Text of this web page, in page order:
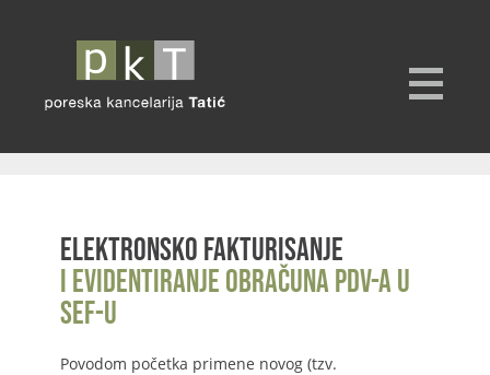
Elektronsko fakturisanje
i evidentiranje obračuna PDV-a u
SEF-u
Povodom početka primene novog (tzv.